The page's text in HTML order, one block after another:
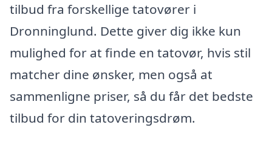
tilbud fra forskellige tatovører i
Dronninglund. Dette giver dig ikke kun
mulighed for at finde en tatovør, hvis stil
matcher dine ønsker, men også at
sammenligne priser, så du får det bedste
tilbud for din tatoveringsdrøm.